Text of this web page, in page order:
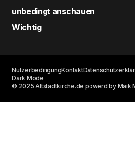
unbedingt anschauen
Wichtig
© 2025 Altstadtkirche.de powerd by Maik
NutzerbedingungKontakt
Dark Mode